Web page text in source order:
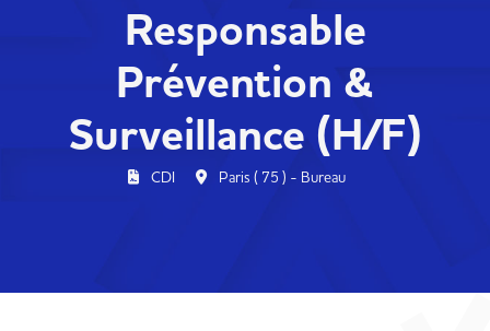
Responsable
Prévention &
Surveillance (H/F)
CDI Paris ( 75 ) - Bureau